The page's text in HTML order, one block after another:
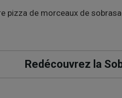
pizza de morceaux de
Redécouvrez la